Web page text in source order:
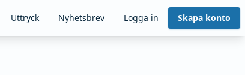
Uttryck Nyhetsbrev Logga in Skapa konto